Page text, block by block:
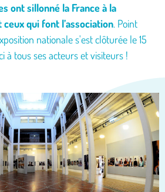
ont sillonné la France à la
qui font l’association. Point
nationale s'est clôturée le 15
à tous ses acteurs et visiteurs !